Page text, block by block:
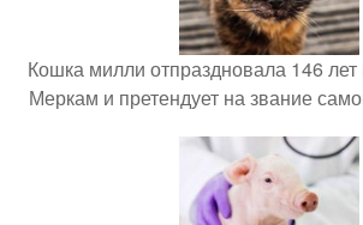
Кошка милли отпраздновала 146 лет
Меркам и претендует на звание